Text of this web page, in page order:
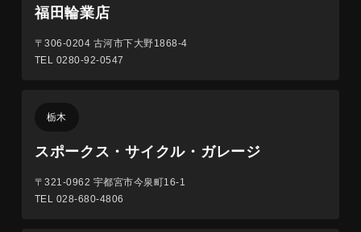
福田輪業店
〒306-0204 古河市下大野1868-4
TEL 0280-92-0547
栃木
スポークス・サイクル・ガレージ
〒321-0962 宇都宮市今泉町16-1
TEL 028-680-4806